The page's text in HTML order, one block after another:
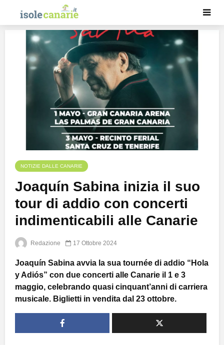
NOTIZIE DALLE CANARIE
Joaquín Sabina inizia il suo
tour di addio con concerti
indimenticabili alle Canarie
Redazione 17 Ottobre 2024
Joaquín Sabina avvia la sua tournée di addio “Hola
y Adiós” con due concerti alle Canarie il 1 e 3
maggio, celebrando quasi cinquant’anni di carriera
musicale. Biglietti in vendita dal 23 ottobre.